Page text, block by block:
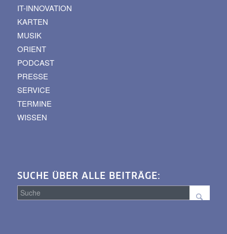
IT-INNOVATION
KARTEN
MUSIK
ORIENT
PODCAST
PRESSE
SERVICE
TERMINE
WISSEN
SUCHE ÜBER ALLE BEITRÄGE: